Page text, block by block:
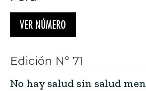
VER NÚMERO
Edición Nº 71
No hay salud sin salud